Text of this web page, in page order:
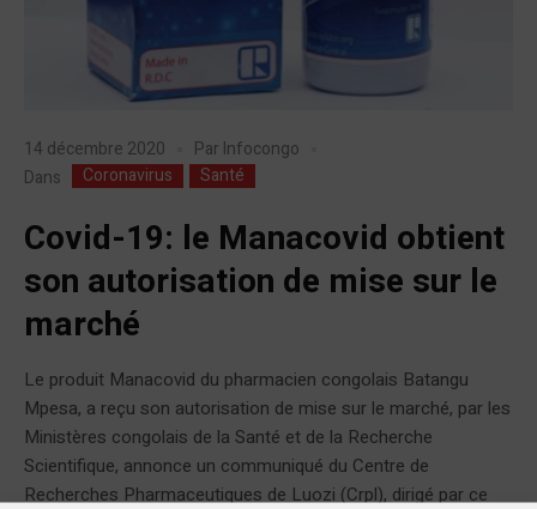
14 décembre 2020 Par Infocongo
Dans
Coronavirus Santé
Covid-19: le Manacovid obtient
son autorisation de mise sur le
marché
Le produit Manacovid du pharmacien congolais Batangu
Mpesa, a reçu son autorisation de mise sur le marché, par les
Ministères congolais de la Santé et de la Recherche
Scientifique, annonce un communiqué du Centre de
Recherches Pharmaceutiques de Luozi (Crpl), dirigé par ce